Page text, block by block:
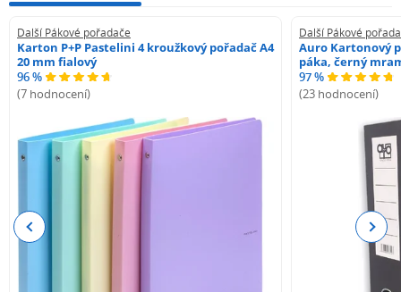
Další Pákové pořadače
Karton P+P Pastelini 4 kroužkový pořadač A4
20 mm fialový
96 %
(7 hodnocení)
Další Pákové
Auro Kartonový
páka, černý
97 %
(23 hodnocení)
Previous Next